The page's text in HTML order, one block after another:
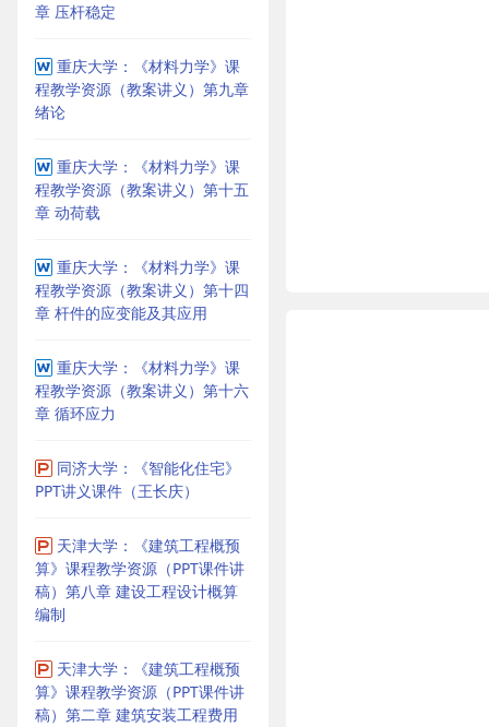
章 压杆稳定
重庆大学：《材料力学》课
程教学资源（教案讲义）第九章
绪论
重庆大学：《材料力学》课
程教学资源（教案讲义）第十五
章 动荷载
重庆大学：《材料力学》课
程教学资源（教案讲义）第十四
章 杆件的应变能及其应用
重庆大学：《材料力学》课
程教学资源（教案讲义）第十六
章 循环应力
同济大学：《智能化住宅》
PPT讲义课件（王长庆）
天津大学：《建筑工程概预
算》课程教学资源（PPT课件讲
稿）第八章 建设工程设计概算
编制
天津大学：《建筑工程概预
算》课程教学资源（PPT课件讲
稿）第二章 建筑安装工程费用